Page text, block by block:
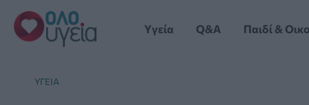
Μετάβαση
στο
περιεχόμενο
Yγεία Q&A Παιδί &
YΓΕΊΑ